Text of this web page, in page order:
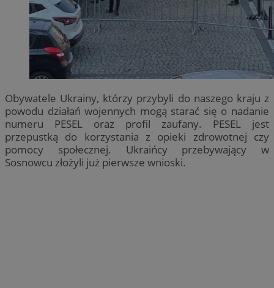
Obywatele Ukrainy, którzy przybyli do naszego kraju z
powodu działań wojennych mogą starać się o nadanie
numeru PESEL oraz profil zaufany. PESEL jest
przepustką do korzystania z opieki zdrowotnej czy
pomocy społecznej. Ukraińcy przebywający w
Sosnowcu złożyli już pierwsze wnioski.